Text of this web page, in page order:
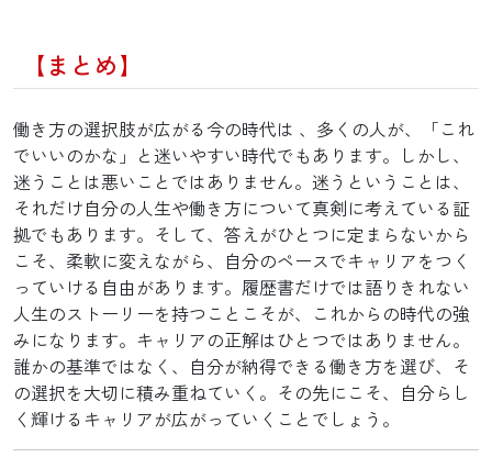
【まとめ】
働き方の選択肢が広がる今の時代は 、多くの人が、「これ
でいいのかな」と迷いやすい時代でもあります。しかし、
迷うことは悪いことではありません。迷うということは、
それだけ自分の人生や働き方について真剣に考えている証
拠でもあります。そして、答えがひとつに定まらないから
こそ、柔軟に変えながら、自分のペースでキャリアをつく
っていける自由があります。履歴書だけでは語りきれない
人生のストーリーを持つことこそが、これからの時代の強
みになります。キャリアの正解はひとつではありません。
誰かの基準ではなく、自分が納得できる働き方を選び、そ
の選択を大切に積み重ねていく。その先にこそ、自分らし
く輝けるキャリアが広がっていくことでしょう。